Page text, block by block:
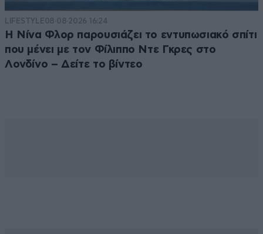
LIFESTYLE08·08·2026 16:24
Η Νίνα Φλορ παρουσιάζει το εντυπωσιακό σπίτι
που μένει με τον Φίλιππο Ντε Γκρες στο
Λονδίνο – Δείτε το βίντεο